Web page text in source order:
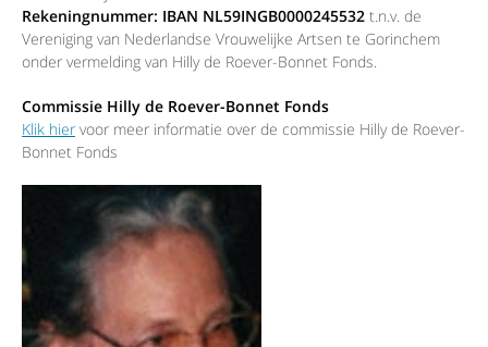
Rekeningnummer: IBAN NL59INGB0000245532 t.n.v. de
Vereniging van Nederlandse Vrouwelijke Artsen te Gorinchem
onder vermelding van Hilly de Roever-Bonnet Fonds.
Commissie Hilly de Roever-Bonnet Fonds
Klik hier voor meer informatie over de commissie Hilly de Roever-
Bonnet Fonds